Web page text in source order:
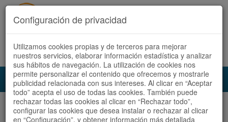
Acceder Registrate ahora Español | Català
Audioruta Todas las rutas
Configuración de privacidad
Utilizamos cookies propias y de terceros para mejorar
nuestros servicios, elaborar información estadística y analizar
sus hábitos de navegación. La utilización de cookies nos
permite personalizar el contenido que ofrecemos y mostrarle
publicidad relacionada con sus intereses. Al clicar en “Aceptar
todo” acepta el uso de todas las cookies. También puede
rechazar todas las cookies al clicar en “Rechazar todo”,
configurar las cookies que desea instalar o rechazar al clicar
en “Configuración”, y obtener información más detallada